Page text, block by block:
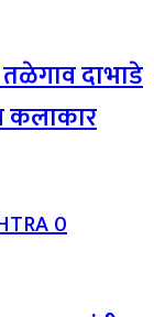
दाभाडे
कलाकार
0